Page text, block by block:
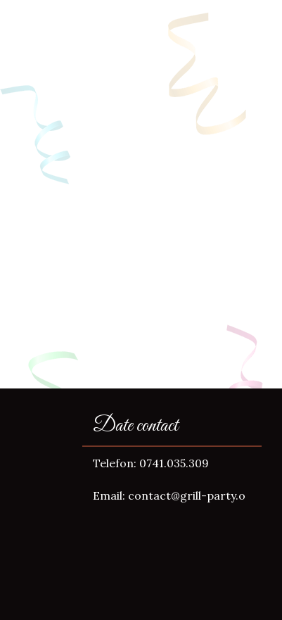
Date contact
Telefon: 0741.035.309
Email: contact@grill-party.o